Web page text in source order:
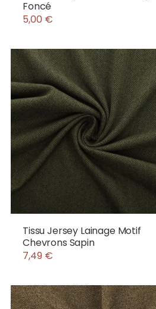
Foncé
5,00 €
Tissu Jersey Lainage Motif
Chevrons Sapin
7,49 €